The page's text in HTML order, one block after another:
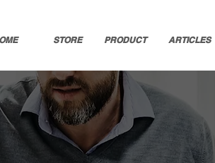
STORE PRODUCT ARTICLES